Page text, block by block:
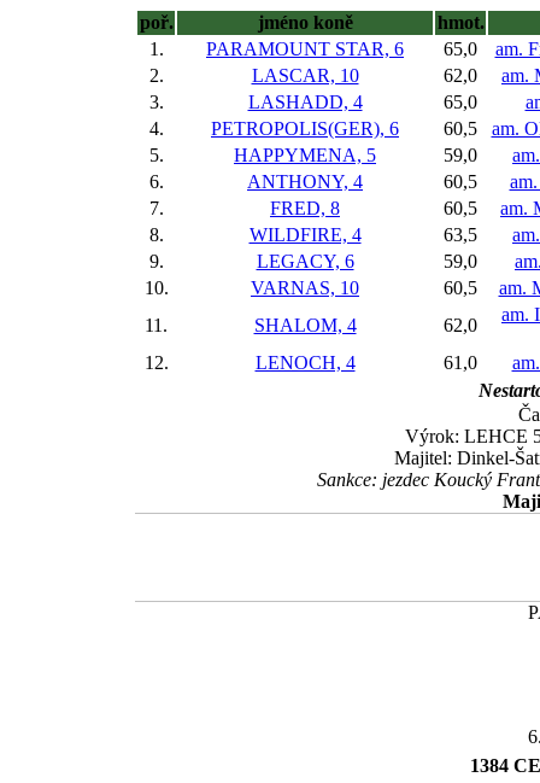
poř. jméno koně
hmot.
1.
PARAMOUNT STAR, 6 65,0
am.
2.
LASCAR, 10 62,0
am.
3.
LASHADD, 4 65,0
4.
PETROPOLIS(GER), 6 60,5
am.
5.
HAPPYMENA, 5 59,0
6.
ANTHONY, 4 60,5
7.
FRED, 8 60,5
am.
8.
WILDFIRE, 4 63,5
9.
LEGACY, 6 59,0
10.
VARNAS, 10 60,5
am.
11.
SHALOM, 4 62,0
am.
12. LENOCH, 4 61,0
Výrok: LEHCE
Majitel: Dinkel-
Sankce: jezdec Koucký
1384